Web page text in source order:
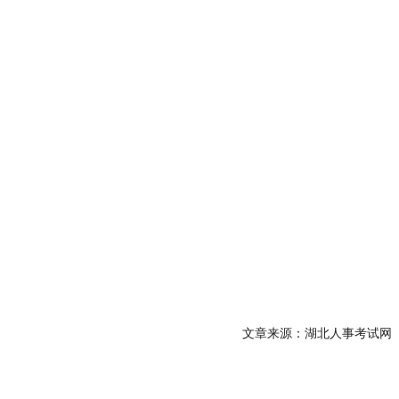
文章来源：湖北人事考试网